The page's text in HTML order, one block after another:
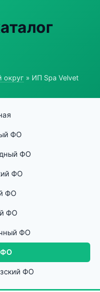
» ИП Spa Velvet
ФО
ФО
ФО
ФО
ФО
ФО
ФО